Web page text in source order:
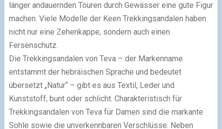
länger andauernden Touren durch Gewässer eine gute Figur
machen. Viele Modelle der Keen Trekkingsandalen haben
nicht nur eine Zehenkappe, sondern auch einen
Fersenschutz.
Die Trekkingsandalen von Teva – der Markenname
entstammt der hebräischen Sprache und bedeutet
übersetzt „Natur“ – gibt es aus Textil, Leder und
Kunststoff, bunt oder schlicht. Charakteristisch für
Trekkingsandalen von Teva für Damen sind die markante
Sohle sowie die unverkennbaren Verschlüsse. Neben